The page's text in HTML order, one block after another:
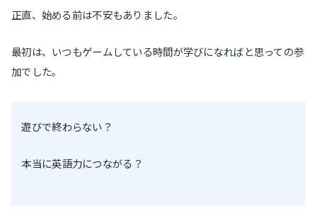
正直、始める前は不安もありました。
最初は、いつもゲームしている時間が学びになればと思っての参
加でした。
遊びで終わらない？
本当に英語力につながる？